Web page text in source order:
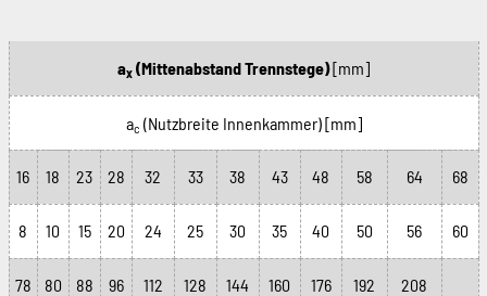
ax (Mittenabstand Trennstege)[mm]
ac (Nutzbreite Innenkammer)[mm]
16 18 23 28 32 33 38 43 48 58 64 68
8 10 15 20 24 25 30 35 40 50 56 60
78 80 88 96 112 128 144 160 176 192 208